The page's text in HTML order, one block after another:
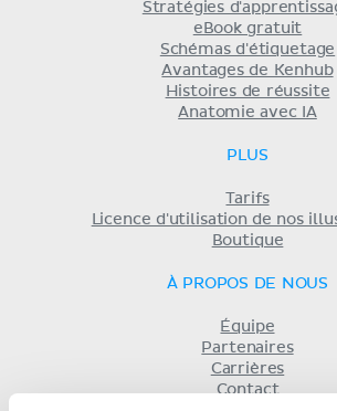
Stratégies
eBook gratuit
Schémas d'étiquetage
Avantages de Kenhub
Histoires de réussite
Anatomie avec IA
PLUS
Tarifs
Licence d'utilisation de nos
Boutique
À PROPOS DE NOUS
Équipe
Partenaires
Carrières
Contact